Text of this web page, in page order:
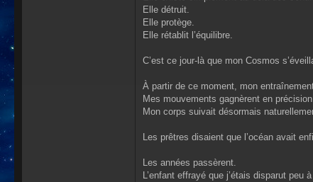
Elle détruit.
Elle protège.
Elle rétablit l’équilibre.
C’est ce jour-là que mon Cosmos
À partir de ce moment, mon
Mes mouvements gagnèrent en
Mon corps suivait désormais
Les prêtres disaient que l’océan avait
Les années passèrent.
L’enfant effrayé que j’étais disparut peu à